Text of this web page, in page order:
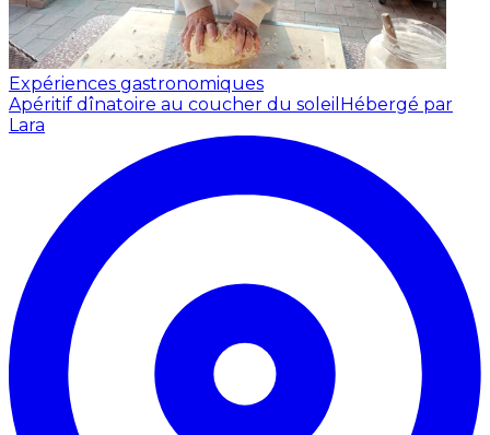
Expériences gastronomiques
Apéritif dînatoire au coucher du soleil Hébergé par
Lara